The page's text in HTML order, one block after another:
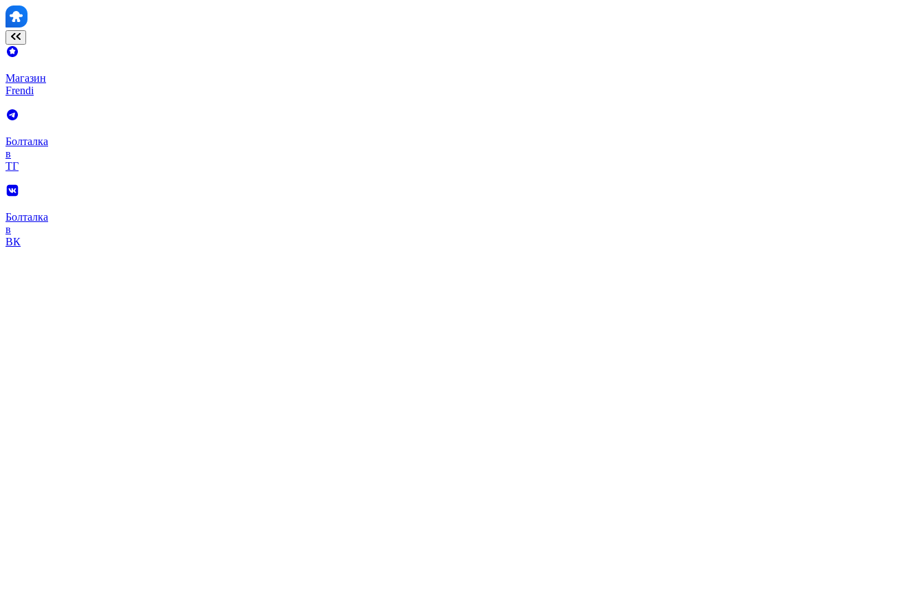
Магазин
Frendi
Болталка
в
ТГ
Болталка
в
ВК